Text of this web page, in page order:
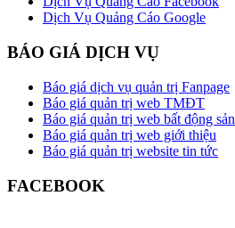
Dịch Vụ Quảng Cáo Google
BÁO GIÁ DỊCH VỤ
Báo giá dịch vụ quản trị Fanpage
Báo giá quản trị web TMĐT
Báo giá quản trị web bất động sản
Báo giá quản trị web giới thiệu
Báo giá quản trị website tin tức
FACEBOOK